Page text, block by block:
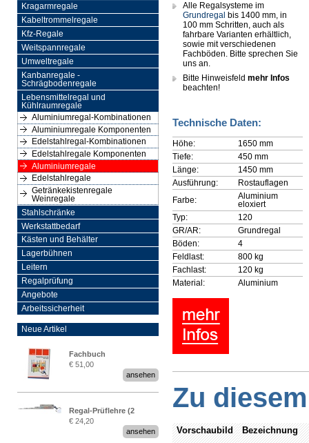
Kragarmregale
Kabeltrommelregale
Kfz-Regale
Weitspannregale
Umweltregale
Kanbanregale -
Schrägbodenregale
Lebensmittelregal und
Kühlraumregale
Aluminiumregal-Kombinationen
Aluminiumregale Komponenten
Edelstahlregal-Kombinationen
Edelstahlregale Komponenten
Aluminiumregale
Edelstahlregale
Getränkekistenregale
Weinregale
Stahlschränke
Werkstattbedarf
Kästen und Behälter
Lagerbühnen
Leitern
Regalprüfung
Angebote
Arbeitssicherheit
Neue Artikel
Fachbuch
„Regalprüfung nach DIN
€ 51,00
ansehen
Regal-Prüflehre (2
Stück)
€ 24,20
ansehen
Alle Regalsysteme im
Grundregal bis 1400 mm, in
100 mm Schritten, auch als
fahrbare Varianten erhältlich,
sowie mit verschiedenen
Fachböden. Bitte sprechen Sie
uns an.
Bitte Hinweisfeld mehr Infos
beachten!
Technische Daten:
Höhe:
1650 mm
Tiefe:
450 mm
Länge:
1450 mm
Ausführung:
Rostauflagen
Farbe:
Aluminium
eloxiert
Typ:
120
GR/AR:
Grundregal
Böden:
4
Feldlast:
800 kg
Fachlast:
120 kg
Material:
Aluminium
Zu
Vorschaubild Bezeichnung